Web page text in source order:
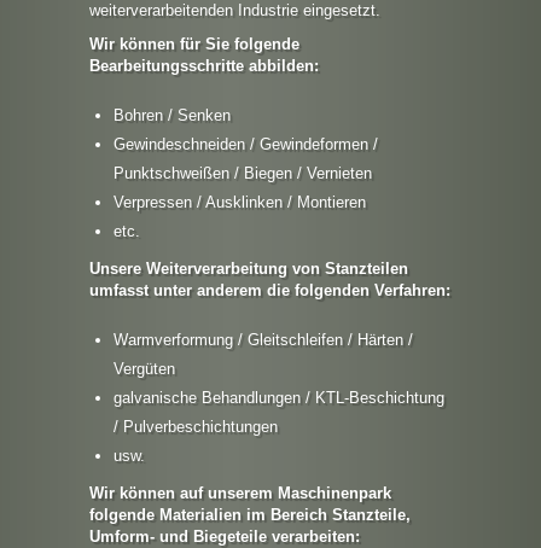
weiterverarbeitenden Industrie eingesetzt.
Wir können für Sie folgende
Bearbeitungsschritte abbilden:
Bohren / Senken
Gewindeschneiden / Gewindeformen /
Punktschweißen / Biegen / Vernieten
Verpressen / Ausklinken / Montieren
etc.
Unsere Weiterverarbeitung von Stanzteilen
umfasst unter anderem die folgenden Verfahren:
Warmverformung / Gleitschleifen / Härten /
Vergüten
galvanische Behandlungen / KTL-Beschichtung
/ Pulverbeschichtungen
usw.
Wir können auf unserem Maschinenpark
folgende Materialien im Bereich Stanzteile,
Umform- und Biegeteile verarbeiten: